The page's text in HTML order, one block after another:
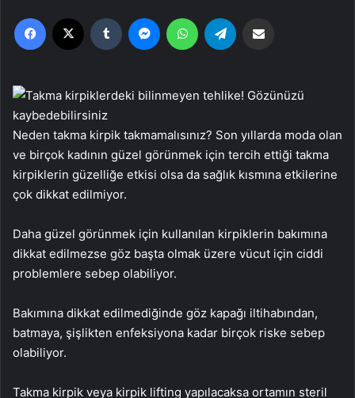
Facebook Tumblr MessengerWhatsApp
Neden takma kirpik takmamalısınız? Son yıllarda moda olan
ve birçok kadının güzel görünmek için tercih ettiği takma
kirpiklerin güzelliğe etkisi olsa da sağlık kısmına etkilerine
çok dikkat edilmiyor.
Daha güzel görünmek için kullanılan kirpiklerin bakımına
dikkat edilmezse göz başta olmak üzere vücut için ciddi
problemlere sebep olabiliyor.
Bakımına dikkat edilmediğinde göz kapağı iltihabından,
batmaya, şişlikten enfeksiyona kadar birçok riske sebep
olabiliyor.
Takma kirpik veya kirpik lifting yapılacaksa ortamın steril